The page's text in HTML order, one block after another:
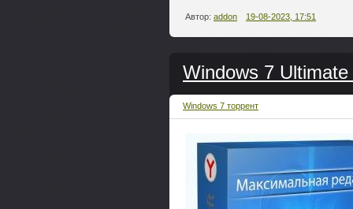
Автор: addon 19-08-2023, 17:51
Windows 7
Windows 7 торрент